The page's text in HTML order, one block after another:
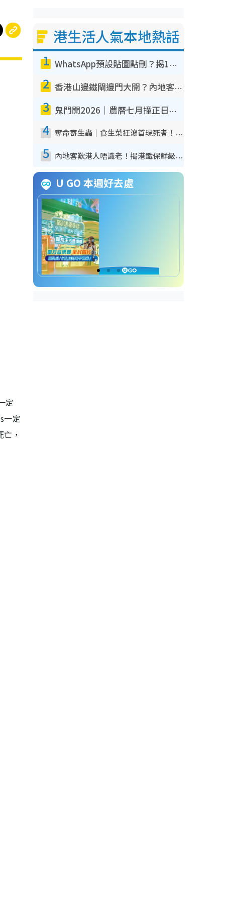
定
一定
，
港生活人氣本地熱話
1 WhatsApp預設貼圖點刪？揭1招「反向操作」還原簡潔介面 附3步實測教學
2 香港山邊鐵閘邊門大開？內地客困惑意義何在！網民神回覆：呢種叫法理性防禦
3 鬼門開2026｜農曆七月撞正日全食特別邪？專家警告切忌做一事！揭4大禁忌+2招保平安
4 奪命寄生蟲｜食生菜狂瀉首現死者！疫潮惡化錄1.8萬宗病例 揭洗菜3大謬誤
5 內地客歎港人唔識老！揭港鐵保鮮級冷氣 港人求放過：咪投訴
U GO 本週好去處